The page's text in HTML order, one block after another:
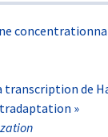
de
tradaptation »